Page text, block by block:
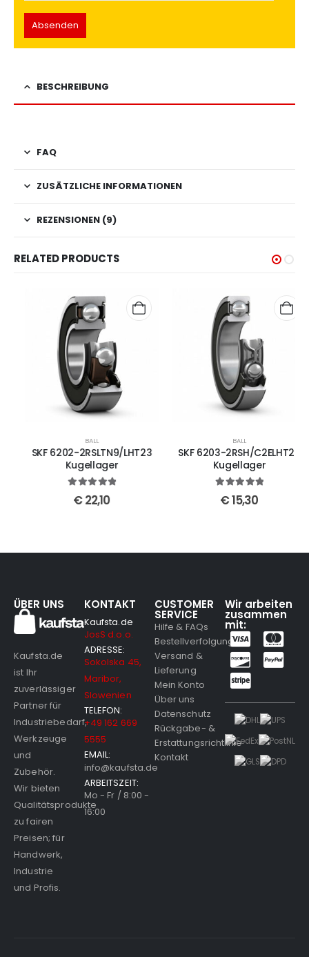
BESCHREIBUNG
FAQ
ZUSÄTZLICHE INFORMATIONEN
REZENSIONEN (9)
RELATED PRODUCTS
BALL
SKF 6202-2RSLTN9/LHT23
Kugellager
out of 5
22,10
BALL
SKF 6203-2RSH/C2ELHT23
Kugellager
out of 5
15,30
ÜBER UNS
Kaufsta.de
ist Ihr
zuverlässiger
Partner für
Industriebedarf,
Werkzeuge
und
Zubehör.
Wir bieten
Qualitätsprodukte
zu fairen
Preisen; für
Handwerk,
Industrie
und Profis.
KONTAKT
Kaufsta.de
JosS d.o.o.
ADRESSE:
Sokolska 45,
Maribor,
Slowenien
TELEFON:
+49 162 669
5555
EMAIL:
info@kaufsta.de
ARBEITSZEIT:
Mo - Fr / 8:00 -
16:00
CUSTOMER
SERVICE
Hilfe & FAQs
Bestellverfolgung
Versand &
Lieferung
Mein Konto
Über uns
Datenschutz
Rückgabe- &
Erstattungsrichtlinie
Kontakt
Wir arbeiten
zusammen
mit: